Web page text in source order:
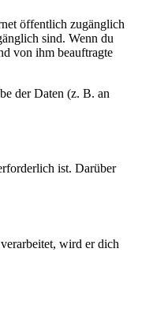
öffentlich zugänglich
sind. Wenn du
von ihm beauftragte
der Daten (z. B. an
ist. Darüber
wird er dich